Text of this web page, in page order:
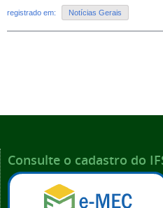
registrado em: Notícias Gerais
Consulte o cadastro do